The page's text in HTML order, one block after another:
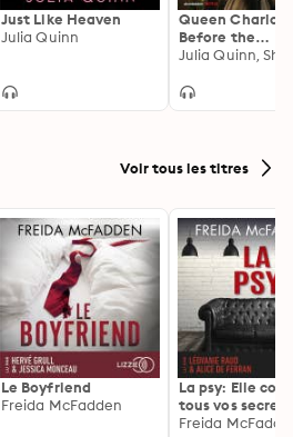
Just Like Heaven
Julia Quinn
Queen
Before the
Bridgertons
changed the
Voir tous les titres
Le Boyfriend
Freida McFadden
La psy: Elle
tous vos
découvrez les
Freida